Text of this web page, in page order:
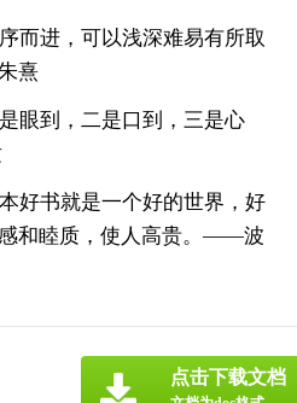
而进，可以浅深难易有所取
熹
眼到，二是口到，三是心
好书就是一个好的世界，好
和睦质，使人高贵。——波
点击下载文档